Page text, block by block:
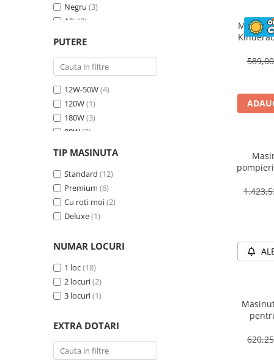
Negru (3)
Alb (2)
Galben
PUTERE
12W-50W(4)
120W(1)
180W(3)
90W (3)
30W (1)
60W(2)
TIP MASINUTA
Standard (12)
Premium (6)
Cu roti moi(2)
Deluxe(1)
NUMAR LOCURI
1 loc(18)
2 locuri(2)
3 locuri(1)
EXTRA DOTARI